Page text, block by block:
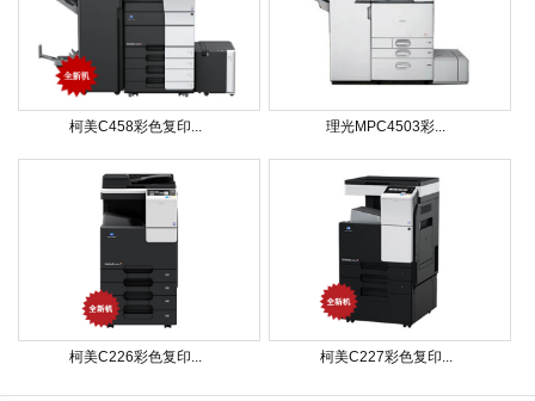
柯美C458彩色复印... 理光MPC4503彩...
柯美C226彩色复印... 柯美C227彩色复印...